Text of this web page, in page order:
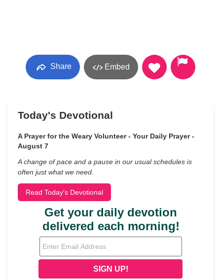
Share Embed
Today's Devotional
A Prayer for the Weary Volunteer - Your Daily Prayer -
August 7
A change of pace and a pause in our usual schedules is
often just what we need.
Read Today's Devotional